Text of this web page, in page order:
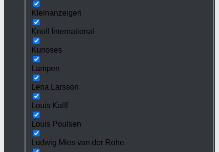
Kleinanzeigen
Knoll International
Kurioses
Lampen
Lena Larsson
Louis Kalff
Louis Poulsen
Ludwig Mies van der Rohe